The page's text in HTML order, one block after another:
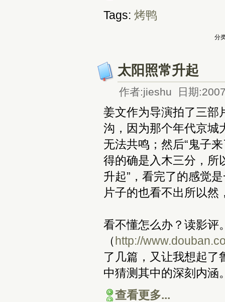
Tags: 烤鸭
分
太阳照常升起
作者:jieshu 日期
姜文作为导演拍了三部
沟，因为那个年代京城
无法共鸣；然后“鬼子
得的确是入木三分，所
升起”，看完了的感觉
片子的也看不出所以然
看不懂怎么办？读影评
（http://
了几篇，又让我想起了
中猜测其中的深刻内涵
查看更多...